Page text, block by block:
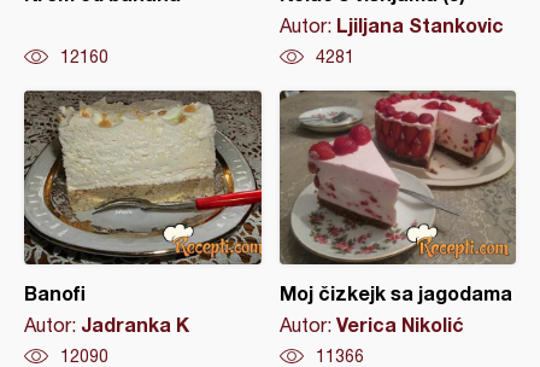
12160
Autor: Ljiljana Stankovic
4281
Banofi
Autor: Jadranka K
12090
Moj čizkejk sa jagodama
Autor: Verica Nikolić
11366